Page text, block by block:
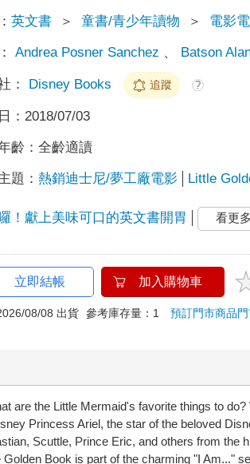
英文書 ＞ 童書/青少年讀物 ＞ 電影
Andrea Posner Sanchez 、 Batson
： Disney Books 追蹤 ?
： 2018/07/03
齡：全齡適讀
題：熱銷迪士尼/夢工廠電影 Little
！獻上美味可口的英文書開胃 看更多
立即結帳 加入購物車
08/08 出貨 參考庫存量：1預訂門市商品
are the Little Mermaid's favorite things to
Princess Ariel, the star of the beloved
Scuttle, Prince Eric, and others from the
Book is part of the charming "I Am..."